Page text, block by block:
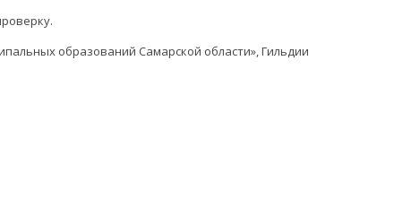
образований Самарской области», Гильдии